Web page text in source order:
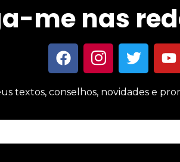
me nas
textos, conselhos, novidades e